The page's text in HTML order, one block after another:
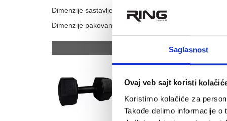
Saglasnost
Ovaj veb sajt koristi
Koristimo kolačiće za
Takođe delimo informacije
Dimenzije sastavljene sprave: 157.2 × 40.3 × 65 cm
Dimenzije pakovanja: 99 × 19 × 45 cm
Preporučeni artikli uz